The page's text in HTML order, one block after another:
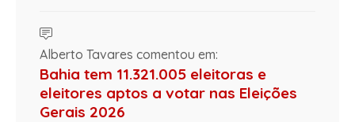
Alberto Tavares comentou em:
Bahia tem 11.321.005 eleitoras e
eleitores aptos a votar nas Eleições
Gerais 2026